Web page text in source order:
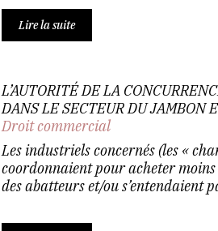
Lire la suite
L’AUTORITÉ DE LA
DANS LE SECTEUR DU JAMBON
Droit commercial
Les industriels concernés (les «
coordonnaient pour acheter
des abatteurs et/ou s’entendaient